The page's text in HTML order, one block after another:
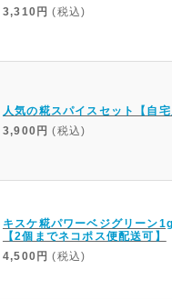
3,310円 (税込)
人気の糀スパイスセット【自宅
3,900円 (税込)
キスケ糀パワーベジグリーン
【2個までネコポス便配送可】
4,500円 (税込)